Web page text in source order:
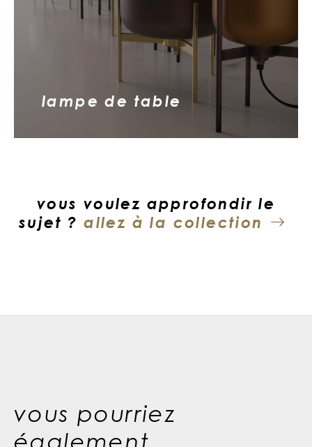
lampe de table
vous voulez approfondir le
sujet ?allez à la collection
vous pourriez
également